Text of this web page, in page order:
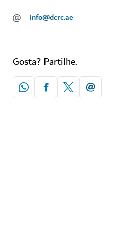
@ info@dcrc.ae
Gosta? Partilhe.